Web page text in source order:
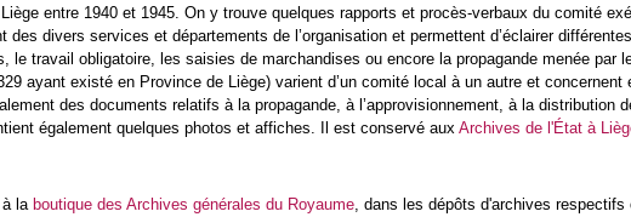
entre 1940 et 1945. On y trouve quelques rapports et procès-verbaux du comité
des divers services et départements de l’organisation et permettent d’éclairer
le travail obligatoire, les saisies de marchandises ou encore la propagande menée par
ayant existé en Province de Liège) varient d’un comité local à un autre et
des documents relatifs à la propagande, à l’approvisionnement, à la distribution
également quelques photos et affiches. Il est conservé aux Archives de l'État à
à la boutique des Archives générales du Royaume, dans les dépôts d'archives respectifs